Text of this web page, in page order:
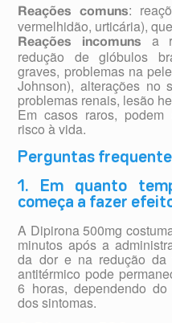
Reações comuns:
vermelhidão, urticária),
Reações incomuns
a
redução de glóbulos
graves, problemas na
Johnson), alterações no
problemas renais, lesão
Em casos raros, podem
risco à vida.
Perguntas
1. Em quanto
começa a fazer
A Dipirona 500mg
minutos após a
da dor e na redução da
antitérmico pode
6 horas, dependendo
dos sintomas.